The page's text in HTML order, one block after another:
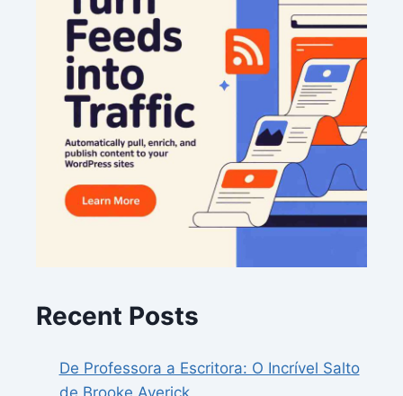
Recent Posts
De Professora a Escritora: O Incrível Salto